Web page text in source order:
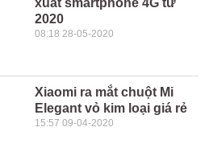
xuất smartphone 4G từ
2020
08:18 28-05-2020
Xiaomi ra mắt chuột Mi
Elegant vỏ kim loại giá rẻ
15:57 09-04-2020